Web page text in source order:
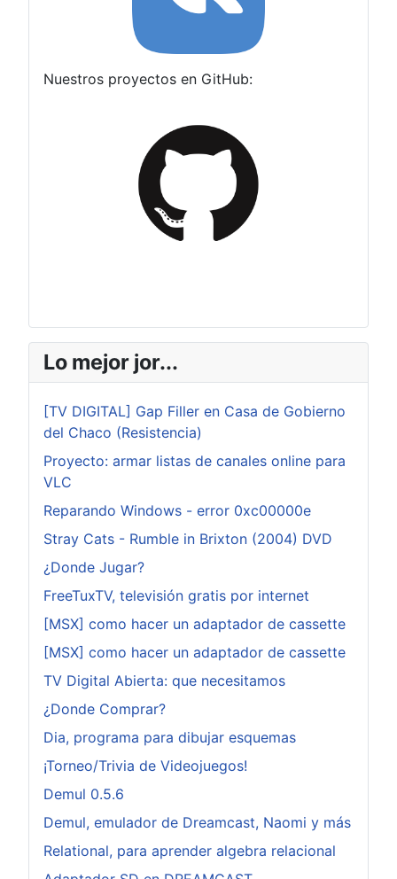
Nuestros proyectos en GitHub:
Lo mejor jor...
[TV DIGITAL] Gap Filler en Casa de Gobierno
del Chaco (Resistencia)
Proyecto: armar listas de canales online para
VLC
Reparando Windows - error 0xc00000e
Stray Cats - Rumble in Brixton (2004) DVD
¿Donde Jugar?
FreeTuxTV, televisión gratis por internet
[MSX] como hacer un adaptador de cassette
[MSX] como hacer un adaptador de cassette
TV Digital Abierta: que necesitamos
¿Donde Comprar?
Dia, programa para dibujar esquemas
¡Torneo/Trivia de Videojuegos!
Demul 0.5.6
Demul, emulador de Dreamcast, Naomi y más
Relational, para aprender algebra relacional